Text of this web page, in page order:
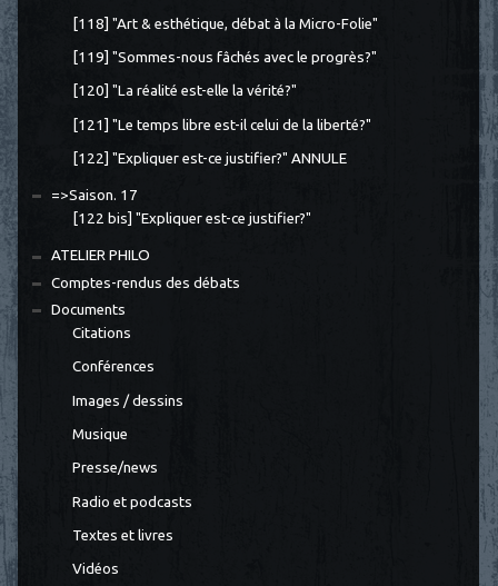
[118] "Art & esthétique, débat à la Micro-Folie"
[119] "Sommes-nous fâchés avec le progrès?"
[120] "La réalité est-elle la vérité?"
[121] "Le temps libre est-il celui de la liberté?"
[122] "Expliquer est-ce justifier?" ANNULE
=>Saison. 17
[122 bis] "Expliquer est-ce justifier?"
ATELIER PHILO
Comptes-rendus des débats
Documents
Citations
Conférences
Images / dessins
Musique
Presse/news
Radio et podcasts
Textes et livres
Vidéos